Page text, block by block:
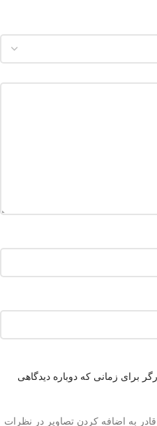
برای زمانی که دوباره دیدگاهی
به اضافه کردن تصاویر در نظرات